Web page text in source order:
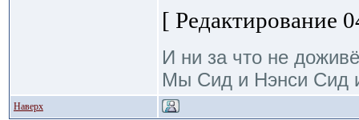
[ Редактирование
И ни за что не
Мы Сид и Нэнси Сид
Наверх